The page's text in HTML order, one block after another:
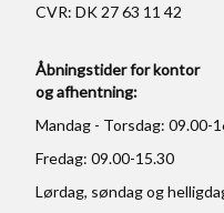
CVR: DK 27 63 11 42
Åbningstider for kontor
og afhentning:
Mandag - Torsdag: 09.00-
Fredag: 09.00-15.30
Lørdag, søndag og